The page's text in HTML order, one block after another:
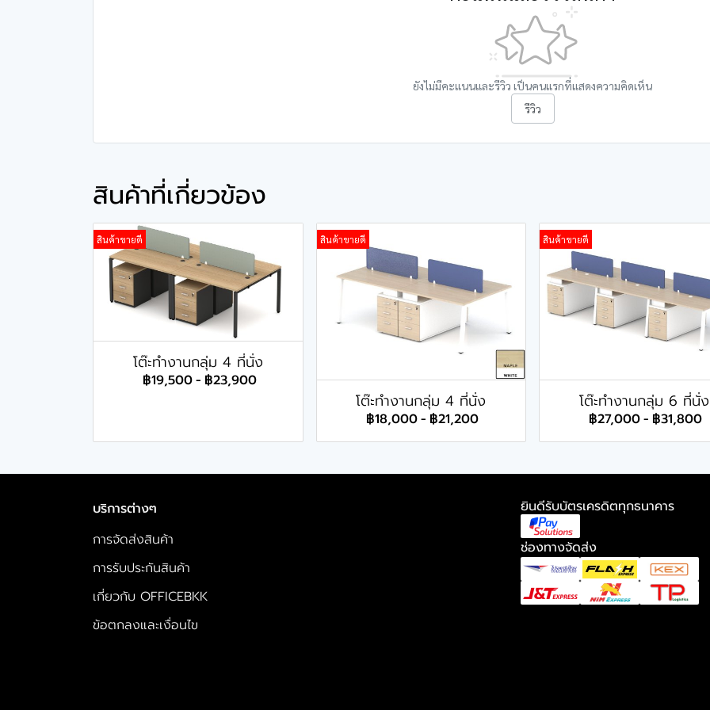
ยังไม่มีคะแนนและรีวิว เป็นคนแรกที่แสดงความคิดเห็น
รีวิว
สินค้าที่เกี่ยวข้อง
สินค้าขายดี
โต๊ะทำงานกลุ่ม 4 ที่นั่ง
฿19,500- ฿23,900
สินค้าขายดี
โต๊ะทำงานกลุ่ม 4 ที่นั่ง
฿18,000- ฿21,200
สินค้าขายดี
โต๊ะทำงานกลุ่ม 6 ที่นั่ง
฿27,000- ฿31,800
บริการต่างๆ
การจัดส่งสินค้า
การรับประกันสินค้า
เกี่ยวกับ OFFICEBKK
ข้อตกลงและเงื่อนไข
ยินดีรับบัตรเครดิตทุกธนาคาร
ช่องทางจัดส่ง